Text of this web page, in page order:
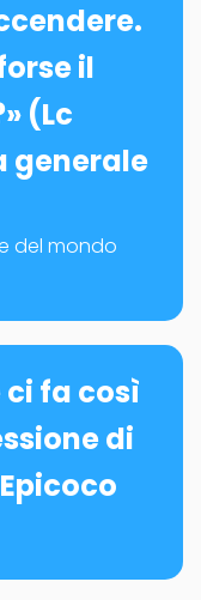
il
(Lc
generale
del mondo
ci fa così
di